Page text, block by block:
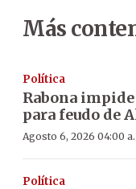
Más
Política
Rabona
para feudo de
Agosto 6, 2026 04:00
Política